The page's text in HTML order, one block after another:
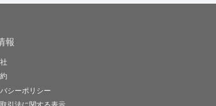
報
シーポリシー